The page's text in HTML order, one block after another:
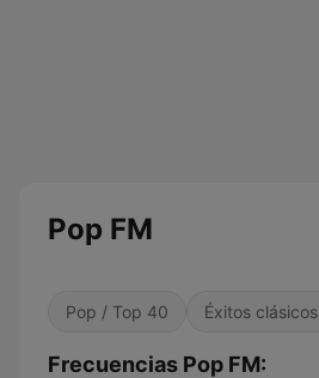
Pop FM
Pop / Top 40 Éxitos clásicos
Frecuencias Pop FM: